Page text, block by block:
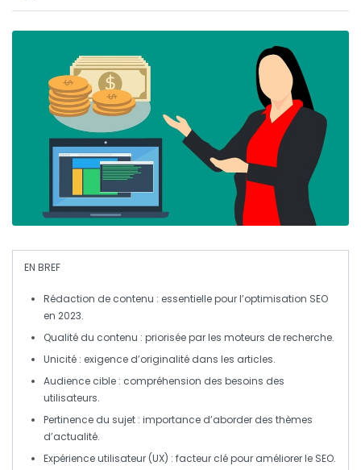
EN BREF
Rédaction de contenu : essentielle pour l’optimisation SEO
en 2023.
Qualité du contenu : priorisée par les moteurs de recherche.
Unicité : exigence d’originalité dans les articles.
Audience cible : compréhension des besoins des
utilisateurs.
Pertinence du sujet : importance d’aborder des thèmes
d’actualité.
Expérience utilisateur (UX) : facteur clé pour améliorer le SEO.